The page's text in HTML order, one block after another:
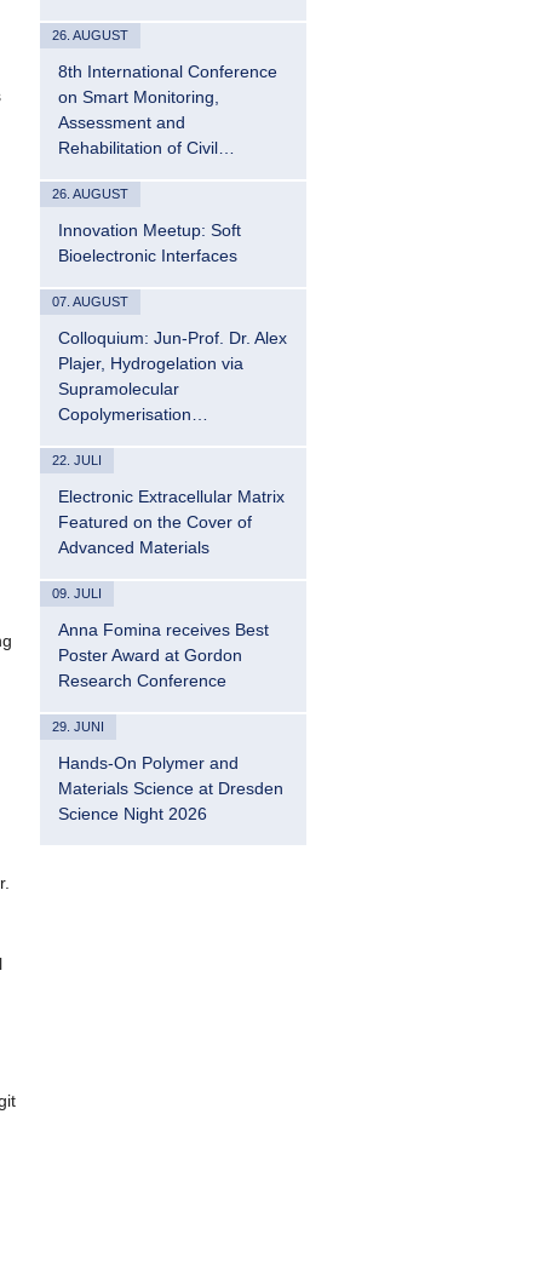
26. AUGUST
8th International Conference
on Smart Monitoring,
Assessment and
Rehabilitation of Civil…
26. AUGUST
Innovation Meetup: Soft
Bioelectronic Interfaces
07. AUGUST
Colloquium: Jun-Prof. Dr. Alex
Plajer, Hydrogelation via
Supramolecular
Copolymerisation…
22. JULI
Electronic Extracellular Matrix
Featured on the Cover of
Advanced Materials
09. JULI
Anna Fomina receives Best
Poster Award at Gordon
Research Conference
29. JUNI
Hands-On Polymer and
Materials Science at Dresden
Science Night 2026